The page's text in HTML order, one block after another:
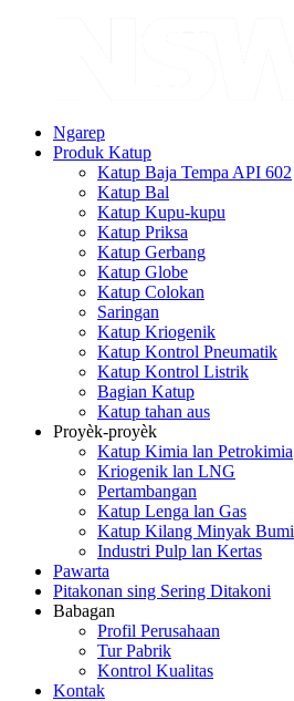
Ngarep
Produk Katup
Katup Baja Tempa API 602
Katup Bal
Katup Kupu-kupu
Katup Priksa
Katup Gerbang
Katup Globe
Katup Colokan
Saringan
Katup Kriogenik
Katup Kontrol Pneumatik
Katup Kontrol Listrik
Bagian Katup
Katup tahan aus
Proyèk-proyèk
Katup Kimia lan Petrokimia
Kriogenik lan LNG
Pertambangan
Katup Lenga lan Gas
Katup Kilang Minyak Bumi
Industri Pulp lan Kertas
Pawarta
Pitakonan sing Sering Ditakoni
Babagan
Profil Perusahaan
Tur Pabrik
Kontrol Kualitas
Kontak